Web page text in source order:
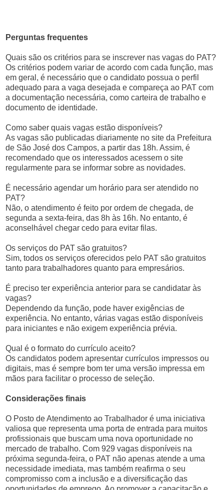
Perguntas frequentes
Quais são os critérios para se inscrever nas vagas do PAT?
Os critérios podem variar de acordo com cada função, mas
em geral, é necessário que o candidato possua o perfil
adequado para a vaga desejada e compareça ao PAT com
a documentação necessária, como carteira de trabalho e
documento de identidade.
Como saber quais vagas estão disponíveis?
As vagas são publicadas diariamente no site da Prefeitura
de São José dos Campos, a partir das 18h. Assim, é
recomendado que os interessados acessem o site
regularmente para se informar sobre as novidades.
É necessário agendar um horário para ser atendido no
PAT?
Não, o atendimento é feito por ordem de chegada, de
segunda a sexta-feira, das 8h às 16h. No entanto, é
aconselhável chegar cedo para evitar filas.
Os serviços do PAT são gratuitos?
Sim, todos os serviços oferecidos pelo PAT são gratuitos
tanto para trabalhadores quanto para empresários.
É preciso ter experiência anterior para se candidatar às
vagas?
Dependendo da função, pode haver exigências de
experiência. No entanto, várias vagas estão disponíveis
para iniciantes e não exigem experiência prévia.
Qual é o formato do currículo aceito?
Os candidatos podem apresentar currículos impressos ou
digitais, mas é sempre bom ter uma versão impressa em
mãos para facilitar o processo de seleção.
Considerações finais
O Posto de Atendimento ao Trabalhador é uma iniciativa
valiosa que representa uma porta de entrada para muitos
profissionais que buscam uma nova oportunidade no
mercado de trabalho. Com 929 vagas disponíveis na
próxima segunda-feira, o PAT não apenas atende a uma
necessidade imediata, mas também reafirma o seu
compromisso com a inclusão e a diversificação das